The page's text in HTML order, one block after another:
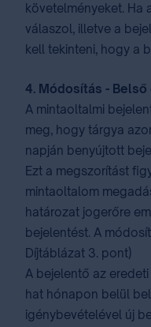
követelményeket. Ha
válaszol, illetve a
kell tekinteni, hogy a
4. Módosítás -
A mintaoltalmi
meg, hogy tárgya
napján benyújtott
Ezt a megszorítást
mintaoltalom
határozat jogerőre
bejelentést. A
⁣Díjtáblázat 3. pont)
A bejelentő az
hat hónapon belül
igénybevételével új